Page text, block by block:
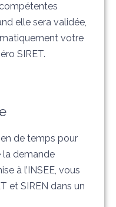
elle sera validée,
votre
SIRET.
de temps pour
la demande
à l’INSEE, vous
et SIREN dans un